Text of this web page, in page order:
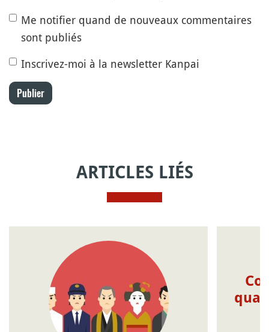
Me notifier quand de nouveaux commentaires
sont publiés
Inscrivez-moi à la newsletter Kanpai
Publier
ARTICLES LIÉS